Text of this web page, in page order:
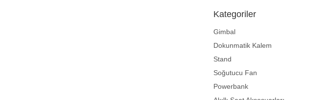
Kategoriler
Gimbal
Dokunmatik Kalem
Stand
Soğutucu Fan
Powerbank